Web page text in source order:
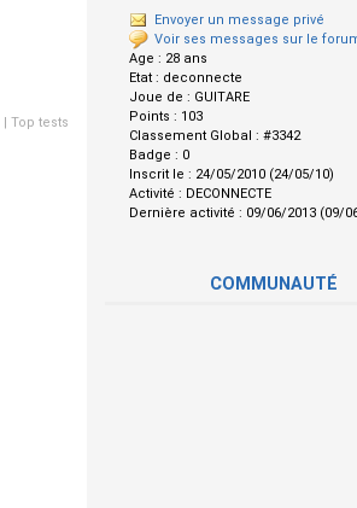
Envoyer un message privé
Voir ses messages sur le
Age : 28 ans
Etat : deconnecte
Joue de : GUITARE
Points : 103
Classement Global : #3342
Badge : 0
Inscrit le : 24/05/2010 (24/05/10)
Activité : DECONNECTE
Dernière activité : 09/06/2013 (09/
COMMUNAUTÉ
| Top tests